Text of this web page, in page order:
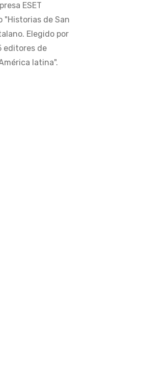
ESET
"Historias de San
Elegido por
editores de
latina".